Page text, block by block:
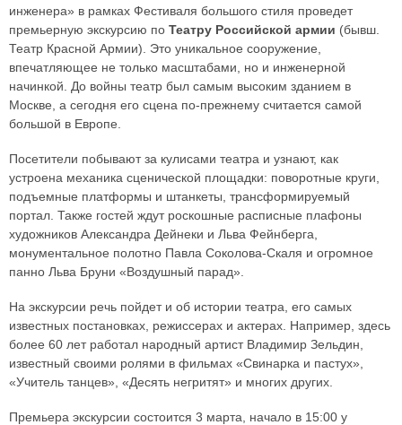
инженера» в рамках Фестиваля большого стиля проведет
премьерную экскурсию по Театру Российской армии (бывш.
Театр Красной Армии). Это уникальное сооружение,
впечатляющее не только масштабами, но и инженерной
начинкой. До войны театр был самым высоким зданием в
Москве, а сегодня его сцена по-прежнему считается самой
большой в Европе.
Посетители побывают за кулисами театра и узнают, как
устроена механика сценической площадки: поворотные круги,
подъемные платформы и штанкеты, трансформируемый
портал. Также гостей ждут роскошные расписные плафоны
художников Александра Дейнеки и Льва Фейнберга,
монументальное полотно Павла Соколова-Скаля и огромное
панно Льва Бруни «Воздушный парад».
На экскурсии речь пойдет и об истории театра, его самых
известных постановках, режиссерах и актерах. Например, здесь
более 60 лет работал народный артист Владимир Зельдин,
известный своими ролями в фильмах «Свинарка и пастух»,
«Учитель танцев», «Десять негритят» и многих других.
Премьера экскурсии состоится 3 марта, начало в 15:00 у